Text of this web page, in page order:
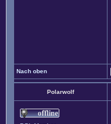
Nach oben
Polarwolf